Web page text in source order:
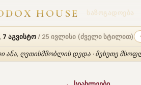
HOUSE ᲡᲐᲖᲝᲒᲐᲓᲝᲔᲑᲐ
7 აგვისტო / 25 ივლისი (ძველი სტილით)
ანა, ღვთისმშობლის დედა · მეხუთე